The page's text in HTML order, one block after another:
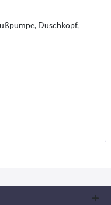
Duschkopf,